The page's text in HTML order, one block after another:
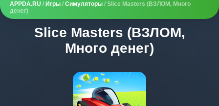
APPDA.RU / Игры / Симуляторы / Slice Masters (ВЗЛОМ, Много
денег)
Slice Masters (ВЗЛОМ,
Много денег)